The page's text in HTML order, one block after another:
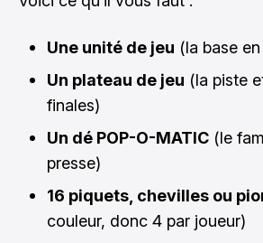
Une unité de jeu (la base
Un plateau de jeu (la piste
finales)
Un dé POP-O-MATIC (le
presse)
16 piquets, chevilles ou
couleur, donc 4 par joueur)